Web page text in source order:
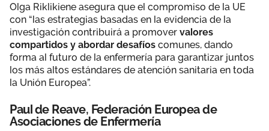
Olga Riklikiene asegura que el compromiso de la UE
con “las estrategias basadas en la evidencia de la
investigación contribuirá a promover valores
compartidos y abordar desafíos comunes, dando
forma al futuro de la enfermería para garantizar juntos
los más altos estándares de atención sanitaria en toda
la Unión Europea”.
Paul de Reave, Federación Europea de
Asociaciones de Enfermería